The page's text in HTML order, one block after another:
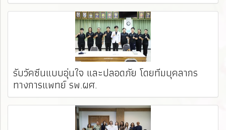
รับวัคซีนแบบอุ่นใจ และปลอดภัย โดยทีมบุคลากร
ทางการแพทย์ รพ.ผศ. ️